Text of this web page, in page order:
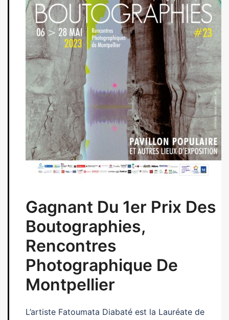
Gagnant Du 1er Prix Des
Boutographies,
Rencontres
Photographique De
Montpellier
L’artiste Fatoumata Diabaté est la Lauréate de